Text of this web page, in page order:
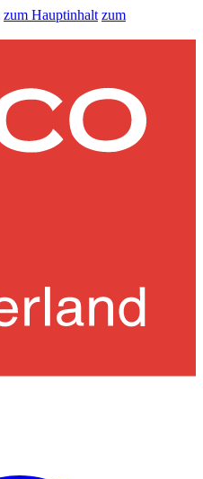
zum Hauptinhalt zum